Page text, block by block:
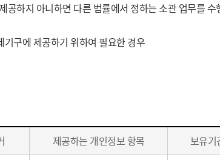
하지 아니하면 다른 법률에서 정하는 소관 업무를 수
구에 제공하기 위하여 필요한 경우
제공하는 개인정보 항목 보유기